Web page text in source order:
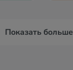
Показать больше